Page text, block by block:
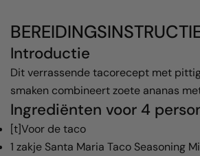
Introductie
Dit verrassende tacorecept met
smaken combineert zoete ananas
Ingrediënten voor 4
[t]Voor de taco
1 zakje Santa Maria Taco Seasoning